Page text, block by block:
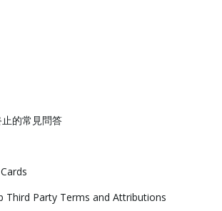
的常見問答
Third Party Terms and Attributions